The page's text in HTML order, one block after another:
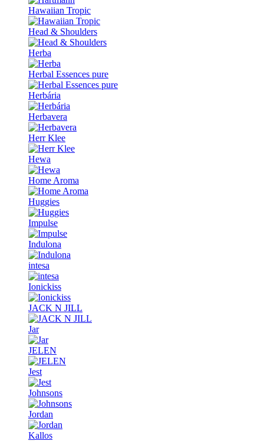
Hawaiian Tropic
Head & Shoulders
Herba
Herbal Essences pure
Herbária
Herbavera
Herr Klee
Hewa
Home Aroma
Huggies
Impulse
Indulona
intesa
Ionickiss
JACK N JILL
Jar
JELEN
Jest
Johnsons
Jordan
Kallos